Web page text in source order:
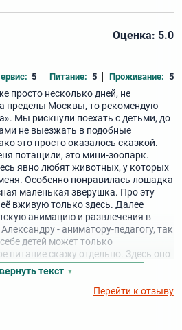
Оценка: 5.0
5 Питание: 5 Проживание: 5
просто несколько дней, не
пределы Москвы, то рекомендую
Мы рискнули поехать с детьми, до
не выезжать в подобные
это просто оказалось сказкой.
потащили, это мини-зоопарк.
явно любят животных, у которых
Особенно понравилась лошадка
маленькая зверушка. Про эту
вживую только здесь. Далее
анимацию и развлечения в
- аниматору-педагогу, так
детей может только
питание скажу отдельно. Здесь оно
с супругой, чем накопить
всё, повторяя за старшим.
в столовой. К тому же спокойно и
готовы петь дифирамбы этому
текст
Перейти к отзыву